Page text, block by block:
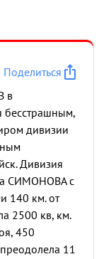
Поделиться
в
бесстрашным,
дивизии
Дивизия
СИМОНОВА с
140 км. от
2500 кв, км.
450
11